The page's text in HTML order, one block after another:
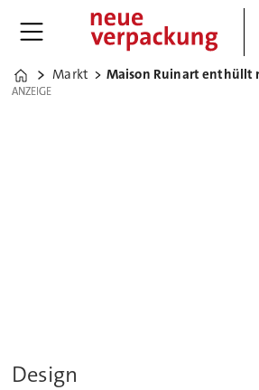
Home
Markt
ANZEIGE
ANZEIGE
Design